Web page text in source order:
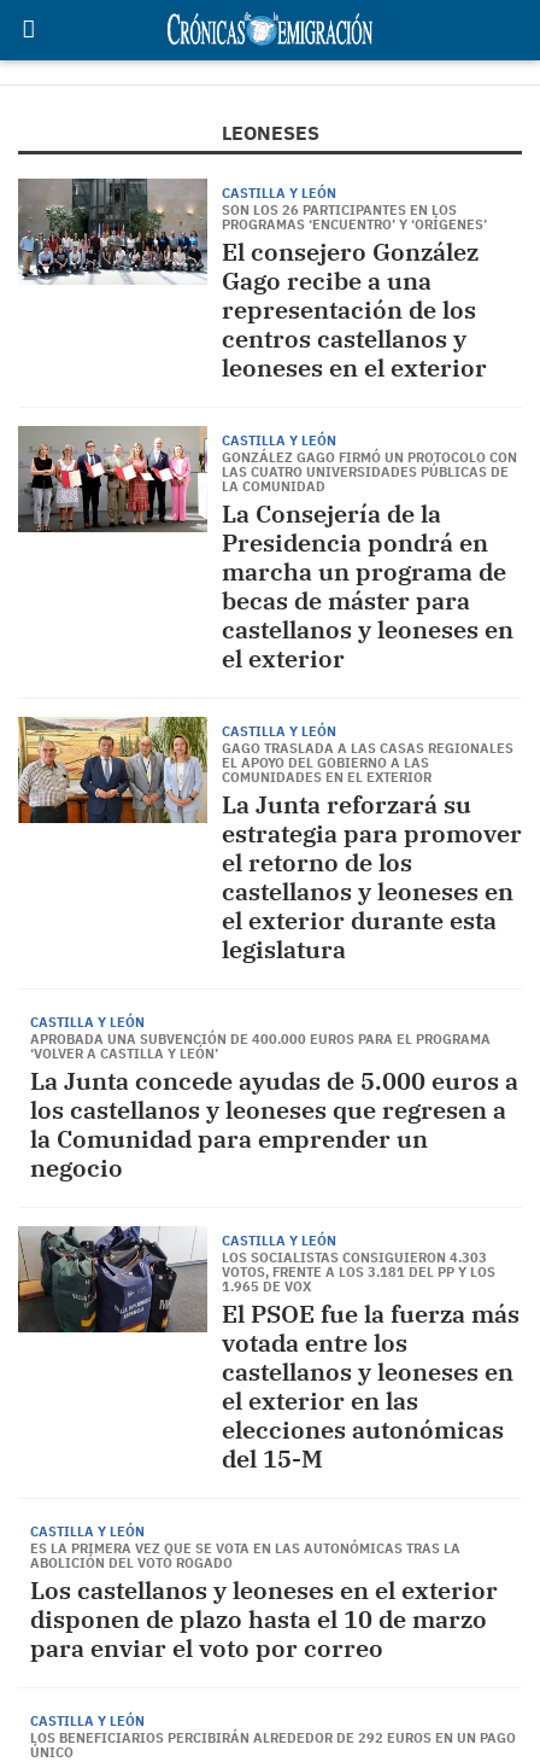
LEONESES
CASTILLA Y LEÓN
SON LOS 26 PARTICIPANTES EN LOS
PROGRAMAS ‘ENCUENTRO’ Y ‘ORÍGENES’
El consejero González
Gago recibe a una
representación de los
centros castellanos y
leoneses en el exterior
CASTILLA Y LEÓN
GONZÁLEZ GAGO FIRMÓ UN PROTOCOLO CON
LAS CUATRO UNIVERSIDADES PÚBLICAS DE
LA COMUNIDAD
La Consejería de la
Presidencia pondrá en
marcha un programa de
becas de máster para
castellanos y leoneses en
el exterior
CASTILLA Y LEÓN
GAGO TRASLADA A LAS CASAS REGIONALES
EL APOYO DEL GOBIERNO A LAS
COMUNIDADES EN EL EXTERIOR
La Junta reforzará su
estrategia para promover
el retorno de los
castellanos y leoneses en
el exterior durante esta
legislatura
CASTILLA Y LEÓN
APROBADA UNA SUBVENCIÓN DE 400.000 EUROS PARA EL PROGRAMA
‘VOLVER A CASTILLA Y LEÓN’
La Junta concede ayudas de 5.000 euros a
los castellanos y leoneses que regresen a
la Comunidad para emprender un
negocio
CASTILLA Y LEÓN
LOS SOCIALISTAS CONSIGUIERON 4.303
VOTOS, FRENTE A LOS 3.181 DEL PP Y LOS
1.965 DE VOX
El PSOE fue la fuerza más
votada entre los
castellanos y leoneses en
el exterior en las
elecciones autonómicas
del 15-M
CASTILLA Y LEÓN
ES LA PRIMERA VEZ QUE SE VOTA EN LAS AUTONÓMICAS TRAS LA
ABOLICIÓN DEL VOTO ROGADO
Los castellanos y leoneses en el exterior
disponen de plazo hasta el 10 de marzo
para enviar el voto por correo
CASTILLA Y LEÓN
LOS BENEFICIARIOS PERCIBIRÁN ALREDEDOR DE 292 EUROS EN UN PAGO
ÚNICO